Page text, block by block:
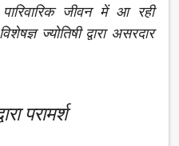
जीवन में आ रही
ज्योतिषी द्वारा असरदार
परामर्श